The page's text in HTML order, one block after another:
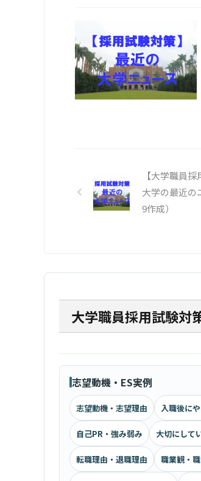
【大学職員
大学の最近の
9作成）
大学職員採用試験対
志望動機・ES実例
志望動機・志望理由 入職後に
自己PR・強み弱み 大切にして
転職理由・退職理由 職業観・